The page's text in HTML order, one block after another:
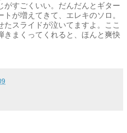
がすごくいい。だんだんとギター
トが増えてきて、エレキのソロ。
たスライドが泣いてますよ。ここ
きまくってくれると、ほんと爽快